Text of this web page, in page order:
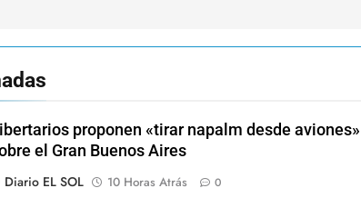
proponen «tirar napalm desde aviones»
el Gran Buenos Aires
Diario EL SOL
10 Horas Atrás 0